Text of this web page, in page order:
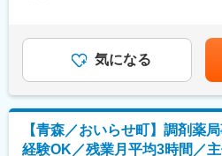
最新のIoT技術に注力しており、
れていた薬剤管理を、全自動で
可能にしました。当社の製品や
ない医療現場の安心安全や、医
しています。
◆高いシェアを持つ製品：
調剤というニッチな分野で、業界
平成29年3月開設。在宅患者さん
療ケアを行っています。また、
ビリを併せたケアを実施しており
年齢や性別、病気の時期を問わ
の方が対象です。
お客様の主治医の医療方針やケア
給：年2,000円～5,000円（過去
下する可能性があります。月給(
気になる
【青森／おいらせ町】調剤薬
経験OK／残業月平均3時間／